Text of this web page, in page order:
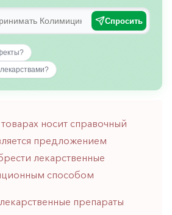
Спросить
носит справочный
предложением
лекарственные
способом
препараты